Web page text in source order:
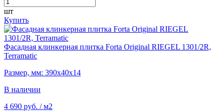
шт
Купить
Фасадная клинкерная плитка Forta Original RIEGEL 1301/2R,
Terramatic
Размер, мм: 390х40х14
В наличии
4 690 руб. / м2